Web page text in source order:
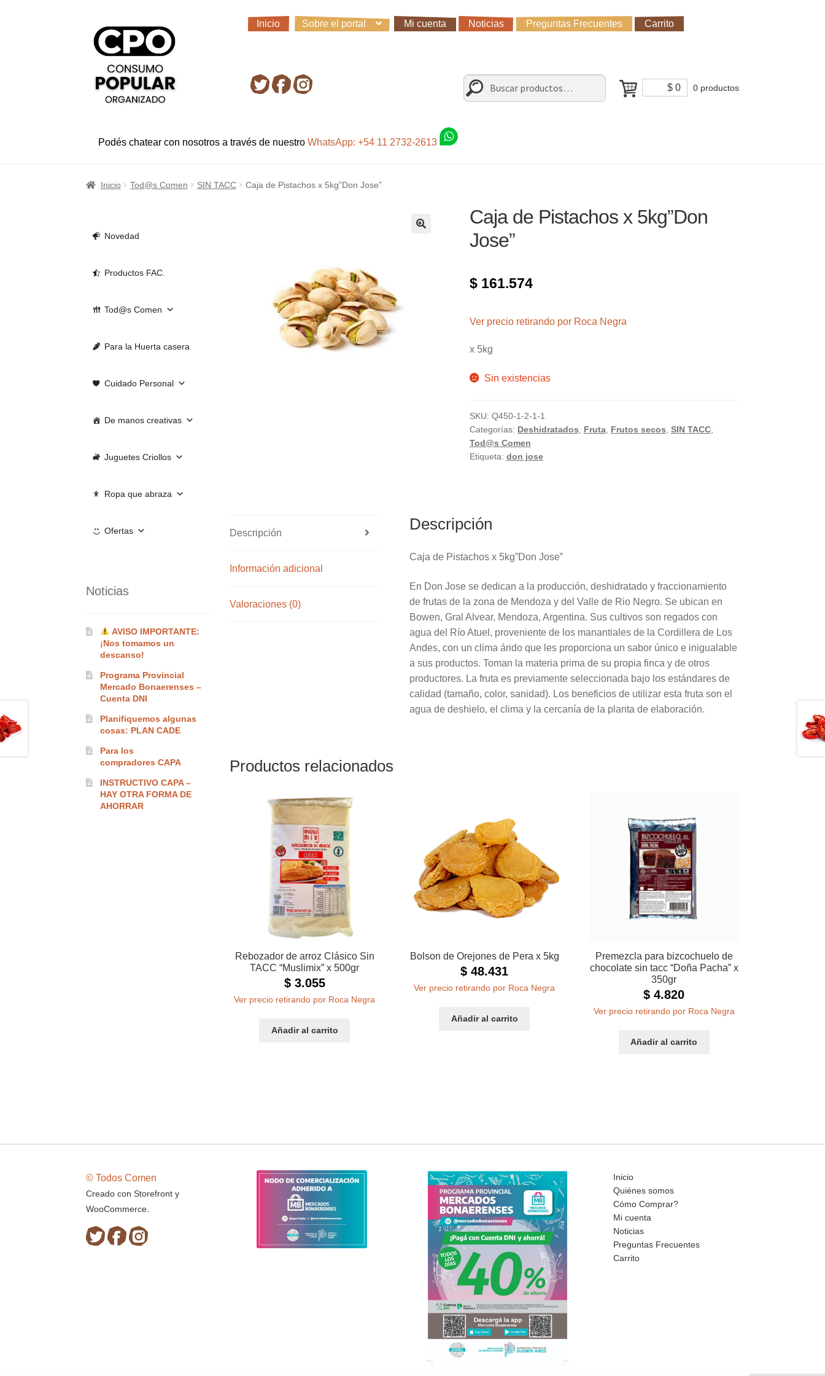
navegación
al
contenido
Inicio Sobre el portal Mi cuenta Noticias Preguntas Frecuentes Carrito
Retirando en Roca Negra Sugerencias y consultas Cómo Comprar?
$0 0 productos
Buscar
por:
Buscar
Podés chatear con nosotros a través de nuestroWhatsApp: +54 11 2732-2613
Inicio Tod@s Comen SIN TACC Caja de Pistachos x 5kg”Don Jose”
Caja de Pistachos x 5kg”Don
Jose”
$161.574
Ver precio retirando por Roca Negra
x 5kg
Sin existencias
SKU: Q450-1-2-1-1
Categorías: Deshidratados Fruta, Frutos secos SIN TACC,
Tod@s Comen
Etiqueta: don jose
Descripción
Información adicional
Valoraciones (0)
Descripción
Caja de Pistachos x 5kg”Don Jose”
En Don Jose se dedican a la producción, deshidratado y fraccionamiento
de frutas de la zona de Mendoza y del Valle de Rio Negro. Se ubican en
Bowen, Gral Alvear, Mendoza, Argentina. Sus cultivos son regados con
agua del Río Atuel, proveniente de los manantiales de la Cordillera de Los
Andes, con un clima árido que les proporciona un sabor único e inigualable
a sus productos. Toman la materia prima de su propia finca y de otros
productores. La fruta es previamente seleccionada bajo los estándares de
calidad (tamaño, color, sanidad). Los beneficios de utilizar esta fruta son el
agua de deshielo, el clima y la cercanía de la planta de elaboración.
Productos relacionados
Rebozador de arroz Clásico Sin
TACC “Muslimix” x 500gr
$3.055
Ver precio retirando por Roca Negra
Añadir al carrito
Bolson de Orejones de Pera x 5kg
$ 48.431
Ver precio retirando por Roca Negra
Añadir al carrito
Premezcla para bizcochuelo de
chocolate sin tacc “Doña Pacha” x
350gr
$ 4.820
Ver precio retirando por Roca Negra
Añadir al carrito
Novedad
Productos FAC.
Tod@s Comen
Para la Huerta casera
Cuidado Personal
De manos creativas
Juguetes Criollos
Ropa que abraza
Ofertas
Noticias
AVISO IMPORTANTE:
¡Nos tomamos un
descanso!
Programa Provincial
Mercado Bonaerenses –
Cuenta DNI
Planifiquemos algunas
cosas: PLAN CADE
Para los
compradores CAPA
INSTRUCTIVO CAPA –
HAY OTRA FORMA DE
AHORRAR
© Todos Comen
Creado con Storefront y
WooCommerce.
Inicio
Quiénes somos
Cómo Comprar?
Mi cuenta
Noticias
Preguntas Frecuentes
Carrito